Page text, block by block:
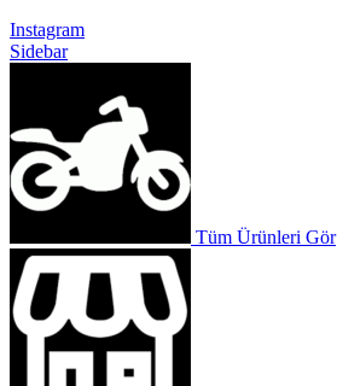
Instagram
Sidebar
Tüm Ürünleri Gör